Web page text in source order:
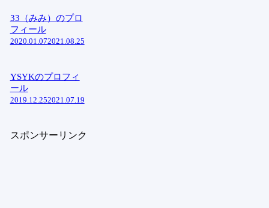
33（みみ）のプロ
フィール
2020.01.072021.08.25
YSYKのプロフィ
ール
2019.12.252021.07.19
スポンサーリンク